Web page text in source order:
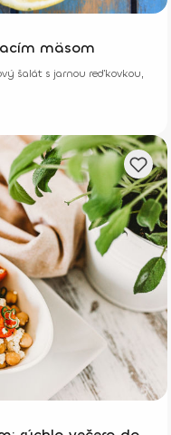
mäsom
šalát s jarnou reďkovkou,